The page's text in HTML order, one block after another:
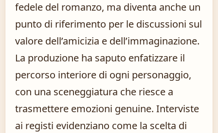
fedele del romanzo, ma diventa anche un
punto di riferimento per le discussioni sul
valore dell’amicizia e dell’immaginazione.
La produzione ha saputo enfatizzare il
percorso interiore di ogni personaggio,
con una sceneggiatura che riesce a
trasmettere emozioni genuine. Interviste
ai registi evidenziano come la scelta di